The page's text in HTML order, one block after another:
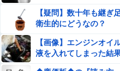
あり）
【動画】ロシアの空挺兵、パラ
てしまう。
週間少年ジャンプのグッズ(43億
ルした32歳女が逮捕
【疑問】数十年も継ぎ
衛生的にどうなの？
【画像】エンジンオイ
液を入れてしまった結